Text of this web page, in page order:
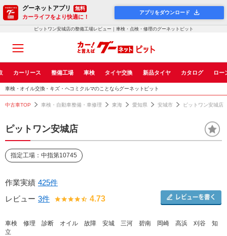
グーネットアプリ 無料
カーライフをより快適に！
アプリをダウンロード
ピットワン安城店の整備工場レビュー｜車検・点検・修理のグーネットピット
カーリース 整備工場 車検 タイヤ交換 新品タイヤ カタログ ロー
車検・オイル交換・キズ・ヘコミクルマのことならグーネットピット
中古車TOP 車検・自動車整備・車修理 東海 愛知県 安城市 ピットワン安城店
ピットワン安城店
指定工場：中指第10745
作業実績 425件
レビュー 3件 4.73
車検 修理 診断 オイル 故障 安城 三河 碧南 岡崎 高浜 刈谷 知
立